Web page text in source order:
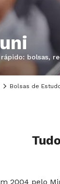
bolsas,
Bolsas de
2004 pelo